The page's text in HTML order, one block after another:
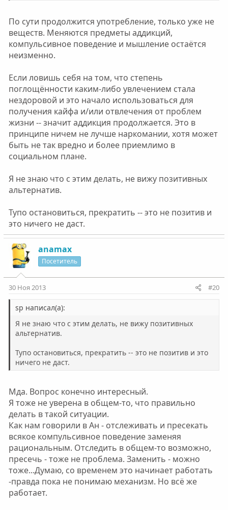
По сути продолжится употребление, только уже не
веществ. Меняются предметы аддикций,
компульсивное поведение и мышление остаётся
неизменно.
Если ловишь себя на том, что степень
поглощённости каким-либо увлечением стала
нездоровой и это начало использоваться для
получения кайфа и/или отвлечения от проблем
жизни -- значит аддикция продолжается. Это в
принципе ничем не лучше наркомании, хотя может
быть не так вредно и более приемлимо в
социальном плане.
Я не знаю что с этим делать, не вижу позитивных
альтернатив.
Тупо остановиться, прекратить -- это не позитив и
это ничего не даст.
anamax
Посетитель
30 Ноя 2013 #20
sp написал(а):
Я не знаю что с этим делать, не вижу позитивных
альтернатив.
Тупо остановиться, прекратить -- это не позитив и это
ничего не даст.
Мда. Вопрос конечно интересный.
Я тоже не уверена в общем-то, что правильно
делать в такой ситуации.
Как нам говорили в Ан - отслеживать и пресекать
всякое компульсивное поведение заменяя
рациональным. Отследить в общем-то возможно,
пресечь - тоже не проблема. Заменить - можно
тоже...Думаю, со временем это начинает работать
-правда пока не понимаю механизм. Но всё же
работает.